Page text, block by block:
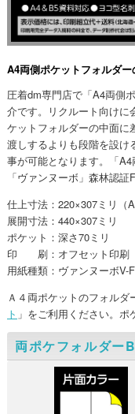
A4両側ポケットフォルダ
圧着dm専門店で「A4両側
介です。リクルート向けに
ケットフォルダーの中面に
渡しするよりも段階を設け
事が可能となります。「
「ヴァンヌーボ」森林認証
仕上寸法：220×307ミリ（
展開寸法：440×307ミリ
ポケット：深さ70ミリ
印 刷：オフセット印刷
用紙種類：ヴァンヌーボ
Ａ４両ポケットのフォル
ト 」をご利用ください。
両ポケフォルダー